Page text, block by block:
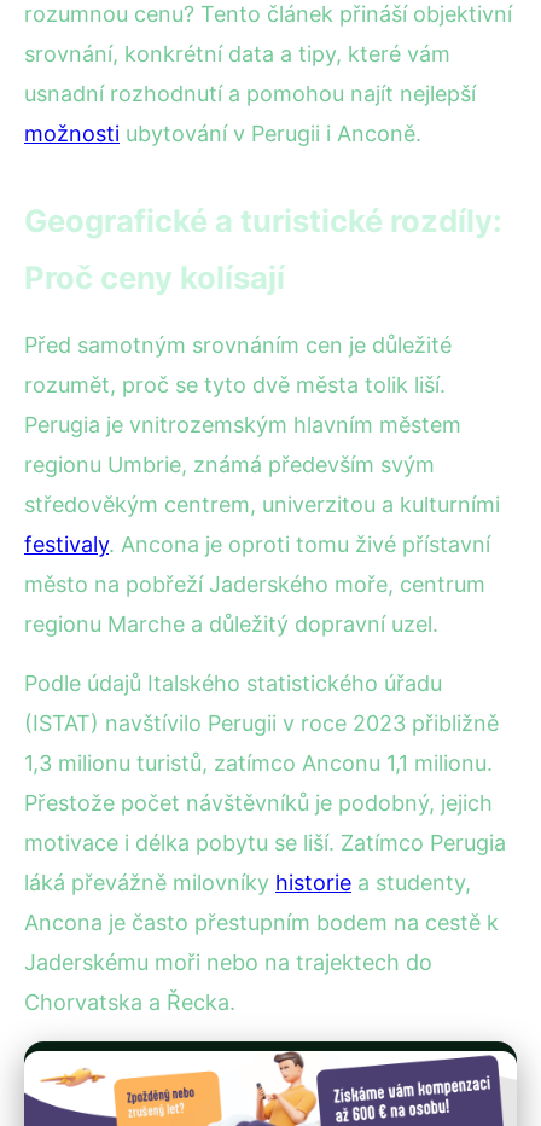
rozumnou cenu? Tento článek přináší objektivní
srovnání, konkrétní data a tipy, které vám
usnadní rozhodnutí a pomohou najít nejlepší
možnosti ubytování v Perugii i Anconě.
Geografické a turistické rozdíly:
Proč ceny kolísají
Před samotným srovnáním cen je důležité
rozumět, proč se tyto dvě města tolik liší.
Perugia je vnitrozemským hlavním městem
regionu Umbrie, známá především svým
středověkým centrem, univerzitou a kulturními
festivaly. Ancona je oproti tomu živé přístavní
město na pobřeží Jaderského moře, centrum
regionu Marche a důležitý dopravní uzel.
Podle údajů Italského statistického úřadu
(ISTAT) navštívilo Perugii v roce 2023 přibližně
1,3 milionu turistů, zatímco Anconu 1,1 milionu.
Přestože počet návštěvníků je podobný, jejich
motivace i délka pobytu se liší. Zatímco Perugia
láká převážně milovníky historie a studenty,
Ancona je často přestupním bodem na cestě k
Jaderskému moři nebo na trajektech do
Chorvatska a Řecka.